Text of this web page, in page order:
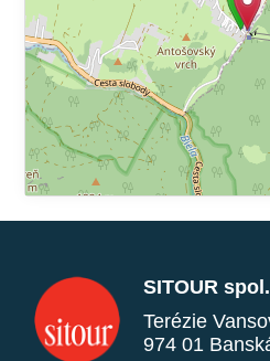
SITOUR
Terézie
974 01